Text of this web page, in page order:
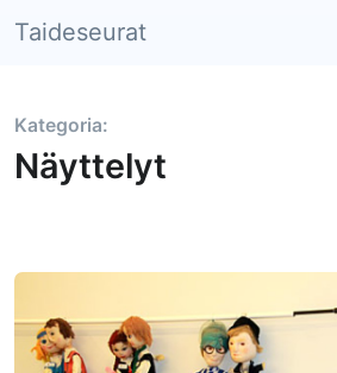
Taideseurat
Kategoria:
Näyttelyt